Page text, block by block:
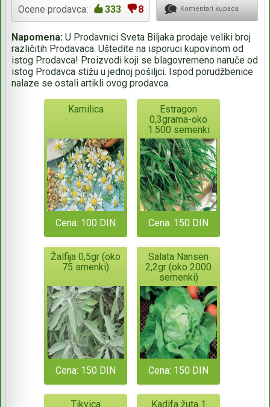
Ocene prodavca: 333 8 Komentari kupaca
Napomena: U Prodavnici Sveta Biljaka prodaje veliki broj
različitih Prodavaca. Uštedite na isporuci kupovinom od
istog Prodavca! Proizvodi koji se blagovremeno naruče od
istog Prodavca stižu u jednoj pošiljci. Ispod porudžbenice
nalaze se ostali artikli ovog prodavca.
Kamilica
Cena: 100 DIN
Estragon
0,3grama-oko
1.500 semenki
Cena: 150 DIN
Žalfija 0,5gr (oko
75 smenki)
Cena: 150 DIN
Salata Nansen
2,2gr (oko 2000
semenki)
Cena: 150 DIN
Tikvica
Kadifa žuta 1